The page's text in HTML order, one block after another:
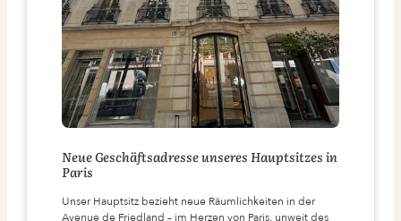
Neue Geschäftsadresse unseres Hauptsitzes in
Paris
Unser Hauptsitz bezieht neue Räumlichkeiten in der
Avenue de Friedland – im Herzen von Paris, unweit des